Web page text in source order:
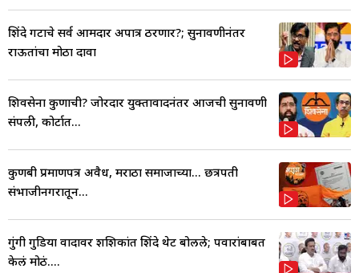
शिंदे गटाचे सर्व आमदार अपात्र ठरणार?; सुनावणीनंतर
राऊतांचा मोठा दावा
शिवसेना कुणाची? जोरदार युक्तावादनंतर आजची सुनावणी
संपली, कोर्टात...
कुणबी प्रमाणपत्र अवैध, मराठा समाजाच्या... छत्रपती
संभाजीनगरातून...
गुंगी गुडिया वादावर शशिकांत शिंदे थेट बोलले; पवारांबाबत
केलं मोठं....